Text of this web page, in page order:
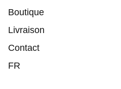
Boutique
Livraison
Contact
FR